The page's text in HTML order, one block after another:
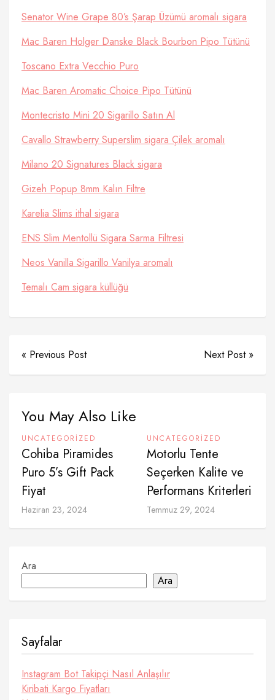
Senator Wine Grape 80’s Şarap Üzümü aromalı sigara
Mac Baren Holger Danske Black Bourbon Pipo Tütünü
Toscano Extra Vecchio Puro
Mac Baren Aromatic Choice Pipo Tütünü
Montecristo Mini 20 Sigarillo Satın Al
Cavallo Strawberry Superslim sigara Çilek aromalı
Milano 20 Signatures Black sigara
Gizeh Popup 8mm Kalın Filtre
Karelia Slims ithal sigara
ENS Slim Mentollü Sigara Sarma Filtresi
Neos Vanilla Sigarillo Vanilya aromalı
Temalı Cam sigara küllüğü
« Previous Post Next Post »
You May Also Like
UNCATEGORIZED
Cohiba Piramides
Puro 5’s Gift Pack
Fiyat
Haziran 23, 2024
UNCATEGORIZED
Motorlu Tente
Seçerken Kalite ve
Performans Kriterleri
Temmuz 29, 2024
Ara
Ara
Sayfalar
Instagram Bot Takipçi Nasıl Anlaşılır
Kiribati Kargo Fiyatları